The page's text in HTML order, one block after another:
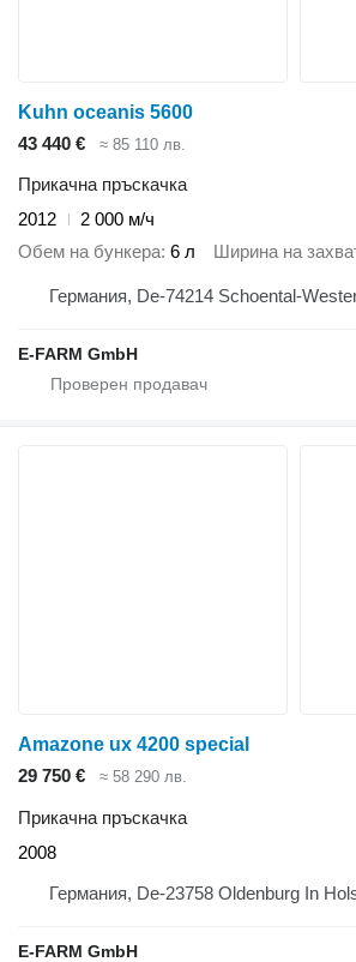
Kuhn oceanis 5600
43 440 €
≈ 85 110 лв.
Прикачна пръскачка
2012
2 000 м/ч
Обем на бункера 6 л Ширина на
Германия, De-74214 Schoental-
E-FARM GmbH
Amazone ux 4200 special
29 750 €
≈ 58 290 лв.
Прикачна пръскачка
2008
Германия, De-23758 Oldenburg In
E-FARM GmbH